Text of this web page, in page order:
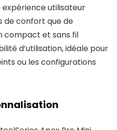
utilisateur
de confort que de
compact et sans fil
d’utilisation, idéale pour
ou les configurations